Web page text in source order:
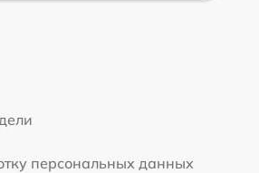
персональных данных